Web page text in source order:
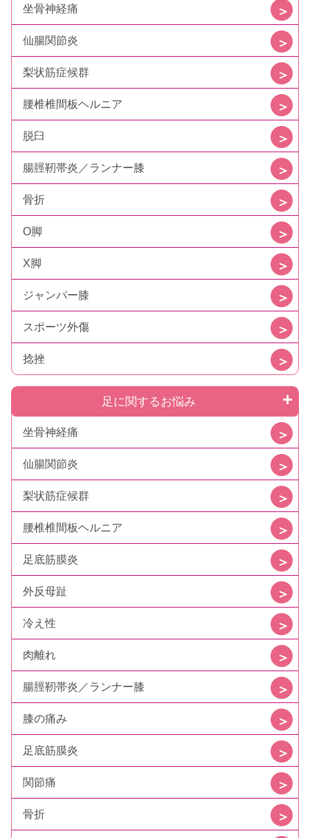
坐骨神経痛
仙腸関節炎
梨状筋症候群
腰椎椎間板ヘルニア
脱臼
腸脛靭帯炎／ランナー膝
骨折
O脚
X脚
ジャンパー膝
スポーツ外傷
捻挫
足に関するお悩み
坐骨神経痛
仙腸関節炎
梨状筋症候群
腰椎椎間板ヘルニア
足底筋膜炎
外反母趾
冷え性
肉離れ
腸脛靭帯炎／ランナー膝
膝の痛み
足底筋膜炎
関節痛
骨折